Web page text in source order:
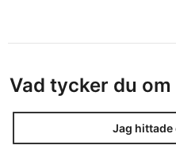
Vad tycker du
Jag hittade